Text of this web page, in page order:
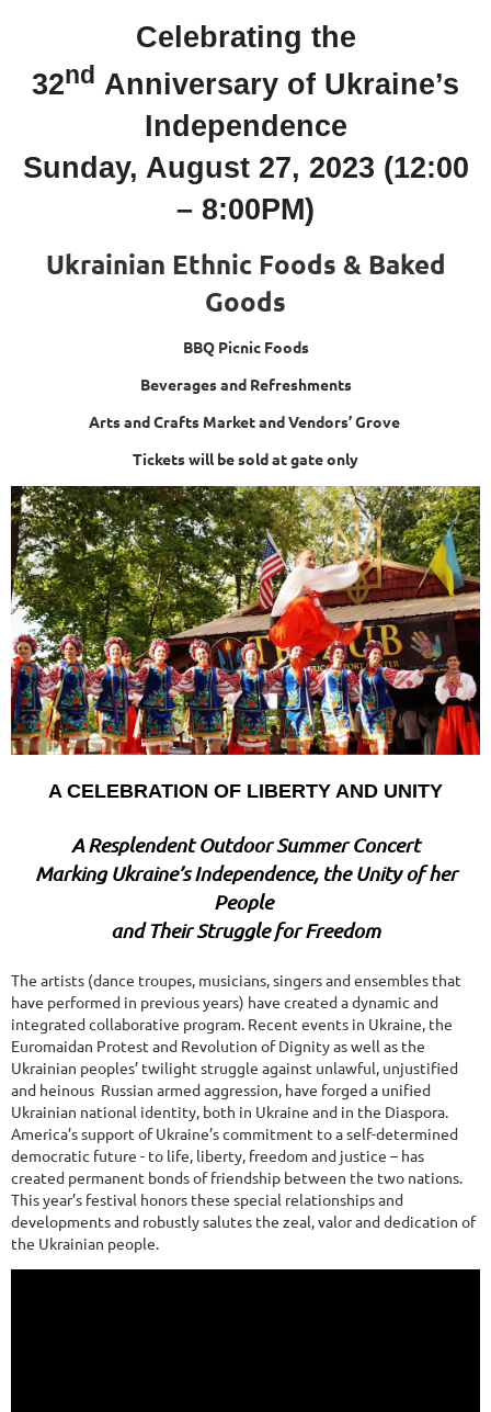
Celebrating the
32nd Anniversary of Ukraine’s
Independence
Sunday, August 27, 2023 (12:00
– 8:00PM)
Ukrainian Ethnic Foods & Baked
Goods
BBQ Picnic Foods
Beverages and Refreshments
Arts and Crafts Market and Vendors’ Grove
Tickets will be sold at gate only
A CELEBRATION OF LIBERTY AND UNITY
A Resplendent Outdoor Summer Concert
Marking Ukraine’s Independence, the Unity of her
People
and Their Struggle for Freedom
The artists (dance troupes, musicians, singers and ensembles that
have performed in previous years) have created a dynamic and
integrated collaborative program. Recent events in Ukraine, the
Euromaidan Protest and Revolution of Dignity as well as the
Ukrainian peoples’ twilight struggle against unlawful, unjustified
and heinous Russian armed aggression, have forged a unified
Ukrainian national identity, both in Ukraine and in the Diaspora.
America’s support of Ukraine’s commitment to a self-determined
democratic future - to life, liberty, freedom and justice – has
created permanent bonds of friendship between the two nations.
This year’s festival honors these special relationships and
developments and robustly salutes the zeal, valor and dedication of
the Ukrainian people.